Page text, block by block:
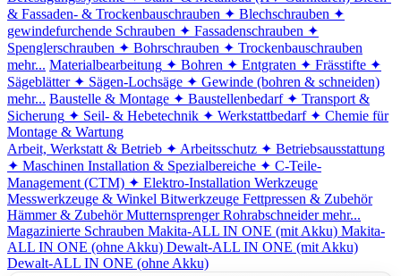
& Fassaden- & Trockenbauschrauben ✦ Blechschrauben ✦
gewindefurchende Schrauben ✦ Fassadenschrauben ✦
Spenglerschrauben ✦ Bohrschrauben ✦ Trockenbauschrauben
mehr... Materialbearbeitung ✦ Bohren ✦ Entgraten ✦ Frässtifte ✦
Sägeblätter ✦ Sägen-Lochsäge ✦ Gewinde (bohren & schneiden)
mehr... Baustelle & Montage ✦ Baustellenbedarf ✦ Transport &
Sicherung ✦ Seil- & Hebetechnik ✦ Werkstattbedarf ✦ Chemie für
Montage & Wartung
Arbeit, Werkstatt & Betrieb ✦ Arbeitsschutz ✦ Betriebsausstattung
✦ Maschinen Installation & Spezialbereiche ✦ C-Teile-
Management (CTM) ✦ Elektro-Installation Werkzeuge
Messwerkzeuge & Winkel Bitwerkzeuge Fettpressen & Zubehör
Hämmer & Zubehör Mutternsprenger Rohrabschneider mehr...
Magazinierte Schrauben Makita-ALL IN ONE (mit Akku) Makita-
ALL IN ONE (ohne Akku) Dewalt-ALL IN ONE (mit Akku)
Dewalt-ALL IN ONE (ohne Akku)